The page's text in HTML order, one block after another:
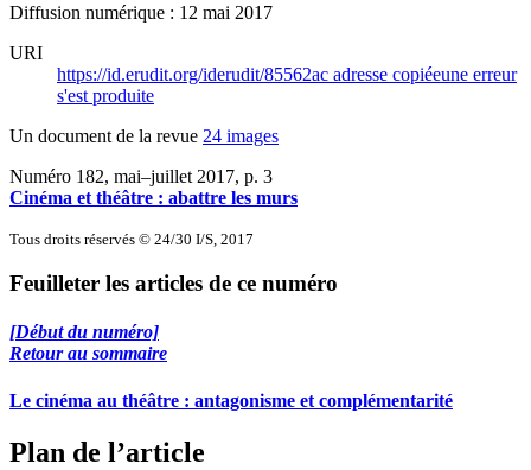
Diffusion numérique : 12 mai 2017
URI
https://id.erudit.org/iderudit/85562ac adresse copiéeune erreur
s'est produite
Un document de la revue 24 images
Numéro 182, mai–juillet 2017, p. 3
Cinéma et théâtre : abattre les murs
Tous droits réservés © 24/30 I/S, 2017
Feuilleter les articles de ce numéro
[Début du numéro]
Retour au sommaire
Le cinéma au théâtre : antagonisme et complémentarité
Plan de l’article